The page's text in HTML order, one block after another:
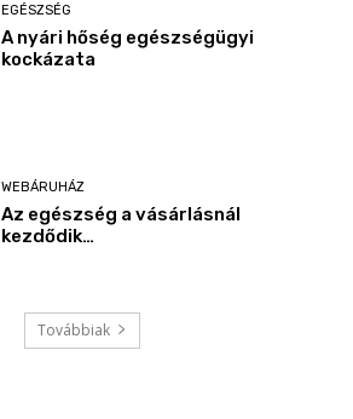
EGÉSZSÉG
A nyári hőség egészségügyi
kockázata
WEBÁRUHÁZ
Az egészség a vásárlásnál
kezdődik…
Továbbiak